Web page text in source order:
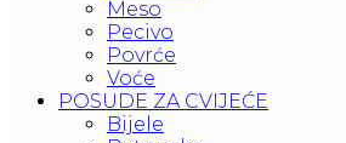
Meso
Pecivo
Povrće
Voće
POSUDE ZA CVIJEĆE
Bijele